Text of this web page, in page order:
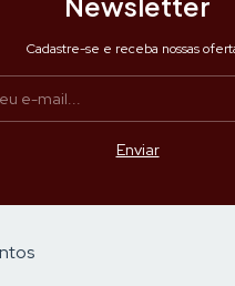
Cadastre-se e receba nossas